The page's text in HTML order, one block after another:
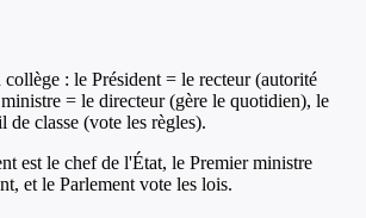
collège : le Président = le recteur (autorité
= le directeur (gère le quotidien), le
de classe (vote les règles).
est le chef de l'État, le Premier ministre
et le Parlement vote les lois.